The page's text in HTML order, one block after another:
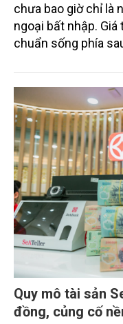
chưa bao giờ chỉ là
ngoại bất nhập.
chuẩn sống phía
vụ được thiết kế
Quy mô tài sản
đồng, củng cố